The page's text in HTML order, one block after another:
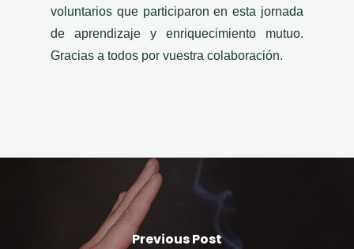
voluntarios que participaron en esta jornada
de aprendizaje y enriquecimiento mutuo.
Gracias a todos por vuestra colaboración.
Previous Post